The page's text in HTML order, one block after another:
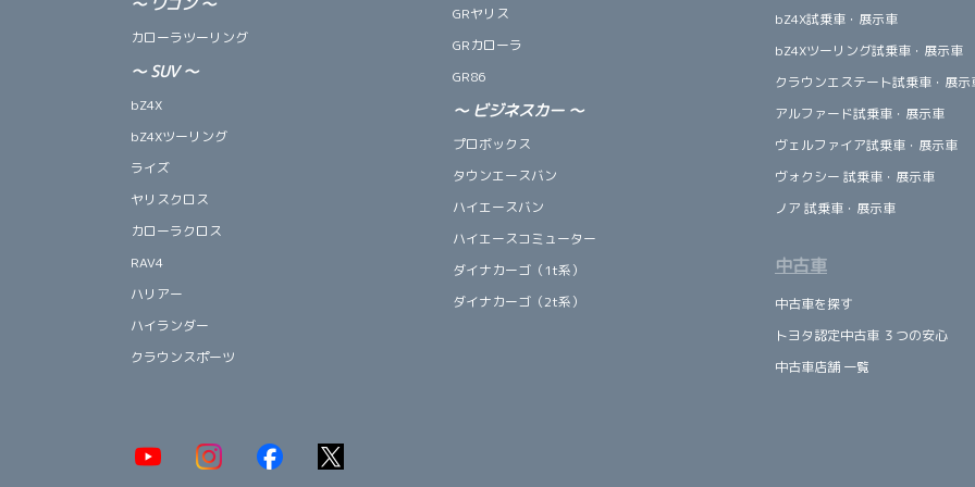
～ ワゴン ～
カローラツーリング
～ SUV～
bZ4X
bZ4Xツーリング
ライズ
ヤリスクロス
カローラクロス
RAV4
ハリアー
ハイランダー
クラウンスポーツ
GRヤリス
GRカローラ
GR86
～ ビジネスカー ～
プロボックス
タウンエースバン
ハイエースバン
ハイエースコミューター
ダイナカーゴ（1t系）
ダイナカーゴ（2t系）
bZ4X試乗車・展示車
bZ4Xツーリング試乗車・展示車
クラウンエステート試乗車・展示
アルファード試乗車・展示車
ヴェルファイア試乗車・展示車
ヴォクシー 試乗車・展示車
ノア 試乗車・展示車
中古車
中古車を探す
トヨタ認定中古車 ３つの安心
中古車店舗 一覧